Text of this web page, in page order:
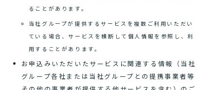
ることがあります。
当社グループが提供するサービスを複数ご利用いただい
ている場合、サービスを横断して個人情報を参照し、利
用することがあります。
お申込みいただいたサービスに関連する情報（当社
グループ各社または当社グループとの提携事業者等